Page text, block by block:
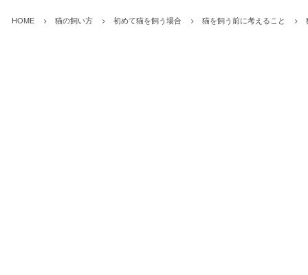
HOME 猫の飼い方 初めて猫を飼う場合 猫を飼う前に考えること